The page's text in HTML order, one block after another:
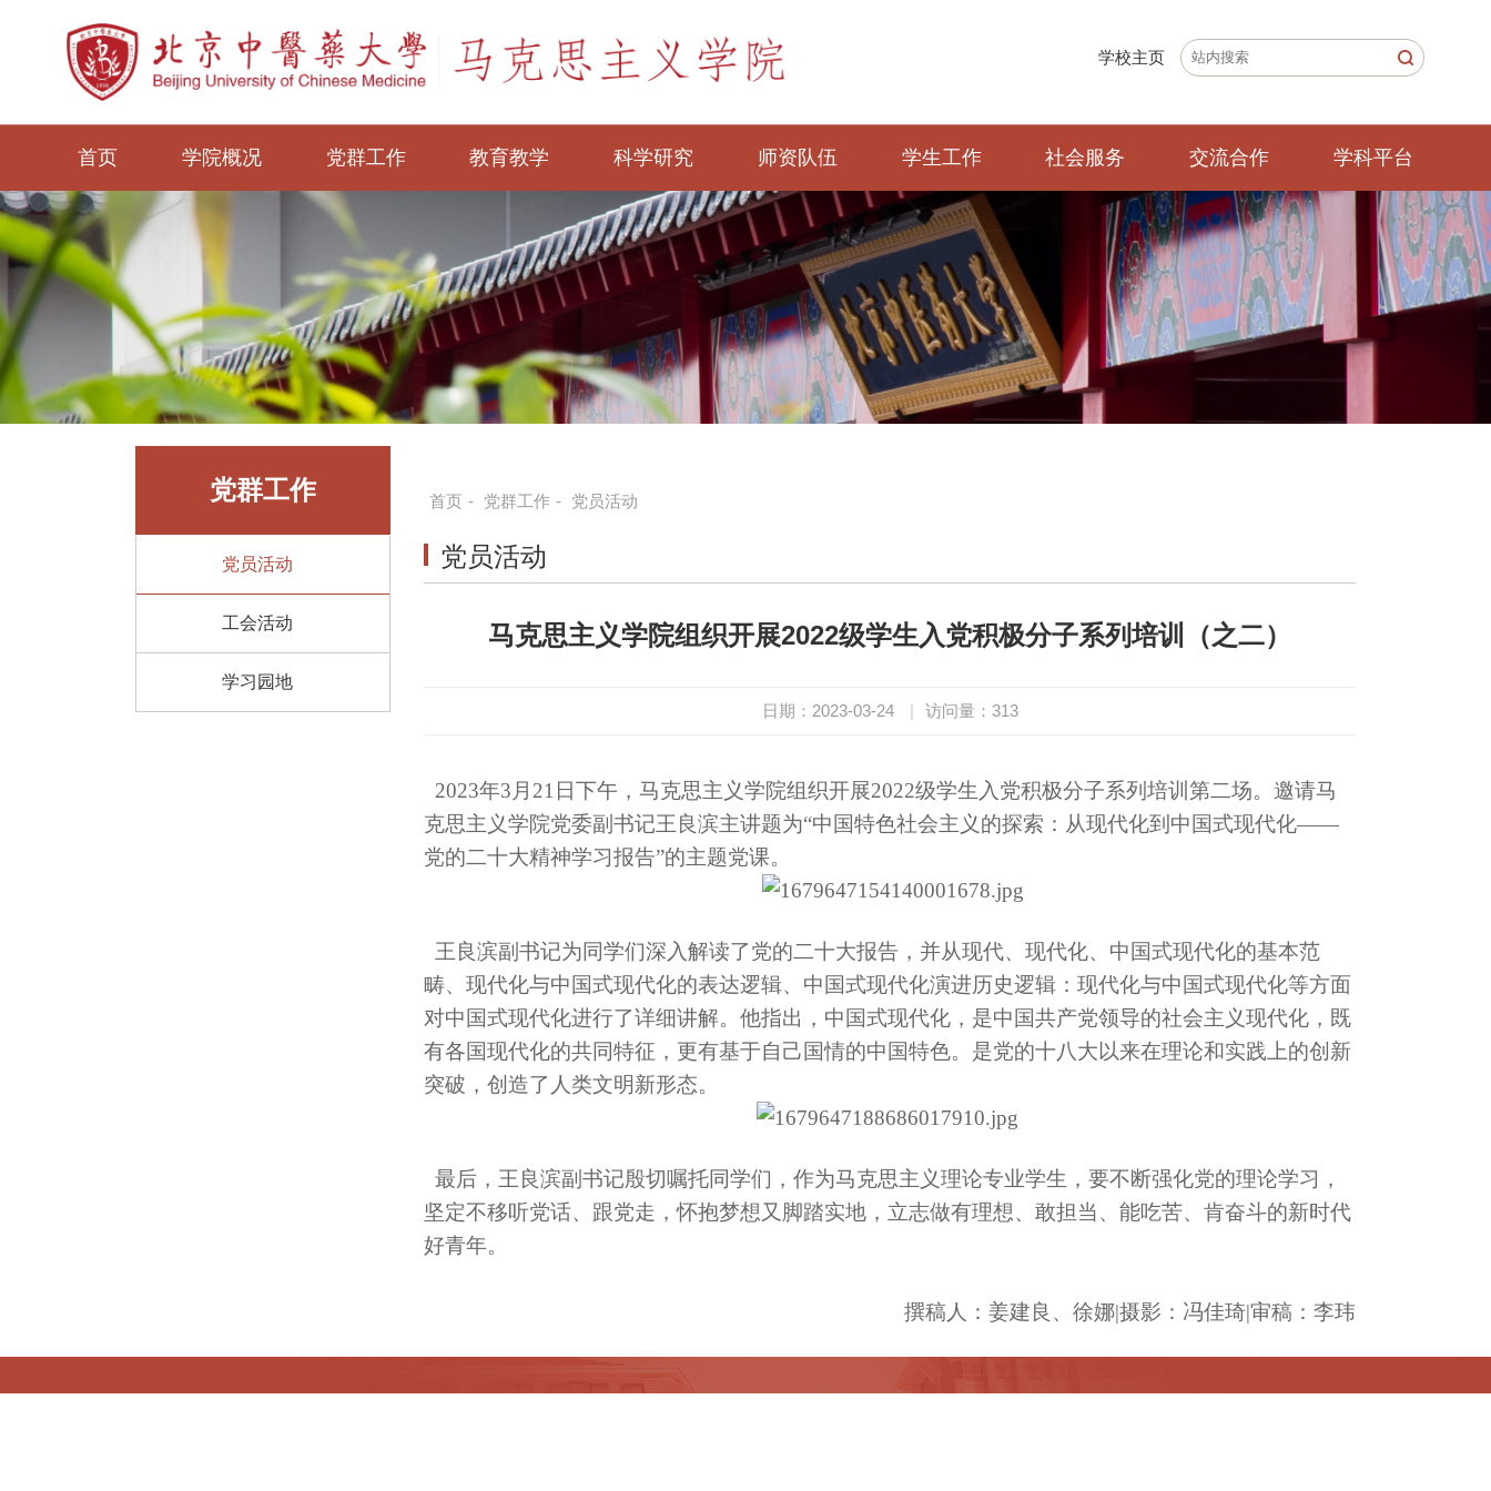
学校主页
首页 学院概况 党群工作 教育教学 科学研究 师资队伍 学生工作 社会服务 交流合作 学科平台
党群工作
党员活动
工会活动
学习园地
首页 - 党群工作 - 党员活动
党员活动
马克思主义学院组织开展2022级学生入党积极分子系列培训（之二）
日期：2023-03-24 | 访问量： 313
2023年3月21日下午，马克思主义学院组织开展2022级学生入党积极分子系列培训第二场。邀请马
克思主义学院党委副 书记王良滨主讲题为“中国特色社会主义的探索：从现代化到中国式现代化——
党的二十大精神学习报告”的主题党课。
王良滨副书记为同学们深入解读了党的二十大报告，并从现代、现代化、中国式现代化的基本范
畴、现代化与中国式现代化的表达逻辑、中国式现代化演进历史逻辑：现代化与中国式现代化等方面
对中国式现代化进行了详细讲解。他指出，中国式现代化，是中国共产党领导的社会主义现代化，既
有各国现代化的共同特征，更有基于自己国情的中国特色。是党的十八大以来在理论和实践上的创新
突破，创造了人类文明新形态。
最后，王良滨副书记殷切嘱托同学们，作为马克思主义理论专业学生，要不断强化党的理论学习，
坚定不移听党话、跟党走，怀抱梦想又脚踏实地，立志做有理想、敢担当、能吃苦、肯奋斗的新时代
好青年。
撰稿人：姜建良、徐娜|摄影：冯佳琦|审稿：李玮